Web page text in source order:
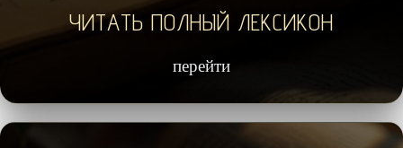
ЧИТАТЬ ПОЛНЫЙ ЛЕКСИКОН
перейти